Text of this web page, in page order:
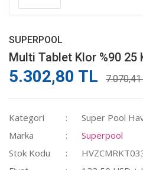
SUPERPOOL
Multi Tablet Klor %90 25
5.302,80 TL
Kategori
Super Pool
Marka
Superpool
Stok Kodu